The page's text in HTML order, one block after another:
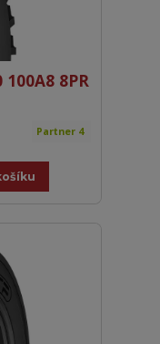
100A8 8PR
Partner 4